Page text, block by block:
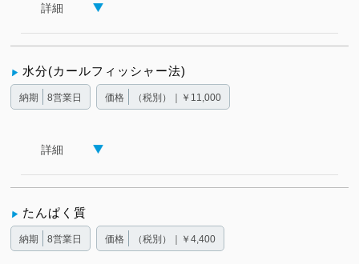
詳細
水分(カールフィッシャー法)
納期 8営業日 価格 （税別）｜￥11,000
詳細
たんぱく質
納期 8営業日 価格 （税別）｜￥4,400